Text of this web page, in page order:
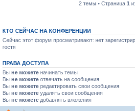
2 темы • Страница 1
КТО СЕЙЧАС НА КОНФЕРЕНЦИИ
Сейчас этот форум просматривают: нет
гостя
ПРАВА ДОСТУПА
Вы не можете начинать темы
Вы не можете отвечать на сообщения
Вы не можете редактировать свои сообщения
Вы не можете удалять свои сообщения
Вы не можете добавлять вложения